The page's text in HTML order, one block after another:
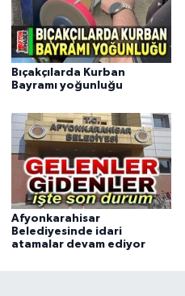
Bıçakçılarda Kurban
Bayramı yoğunluğu
Afyonkarahisar
Belediyesinde idari
atamalar devam ediyor